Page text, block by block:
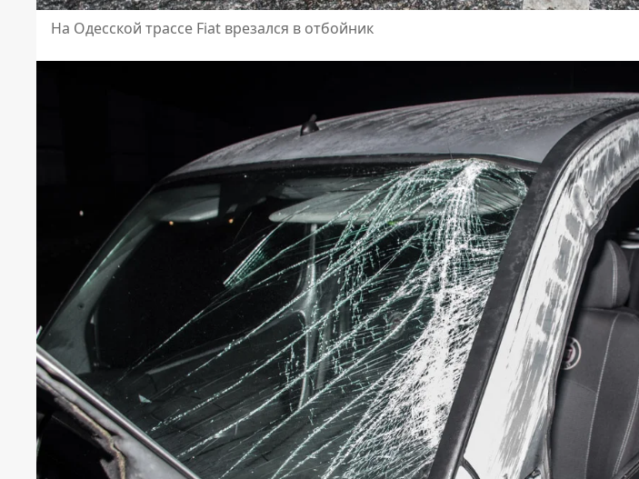
На Одесской трассе Fiat врезался в отбойник